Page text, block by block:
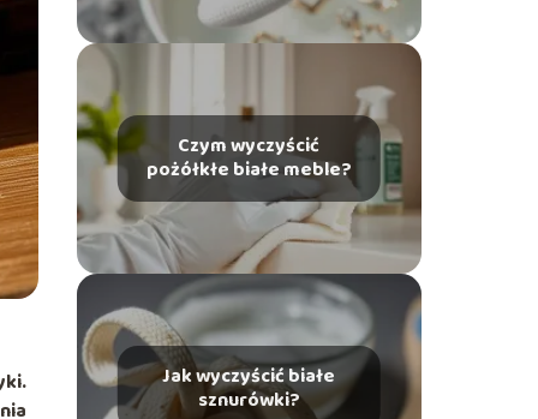
Czym wyczyścić
pożółkłe białe meble?
Jak wyczyścić białe
sznurówki?